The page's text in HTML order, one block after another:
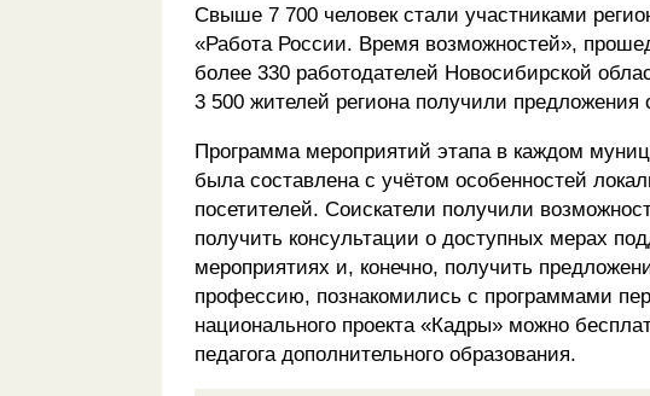
Свыше 7 700 человек стали участниками
«Работа России. Время возможностей»,
более 330 работодателей Новосибирской
3 500 жителей региона получили предложения
Программа мероприятий этапа в каждом
была составлена с учётом особенностей
посетителей. Соискатели получили
получить консультации о доступных мерах
мероприятиях и, конечно, получить
профессию, познакомились с программами
национального проекта «Кадры» можно
педагога дополнительного образования.